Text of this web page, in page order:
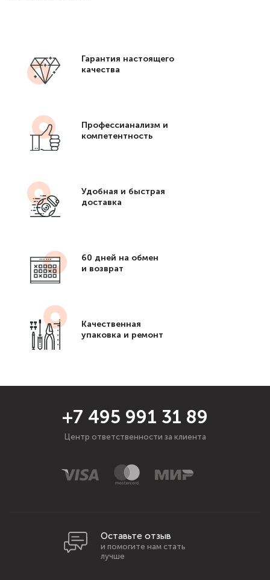
Гарантия настоящего
качества
Профессианализм и
компетентность
Удобная и быстрая
доставка
60 дней на обмен
и возврат
Качественная
упаковка и ремонт
+7 495 991 31 89
Центр ответственности за клиента
Оставьте отзыв
и помогите нам стать
лучше